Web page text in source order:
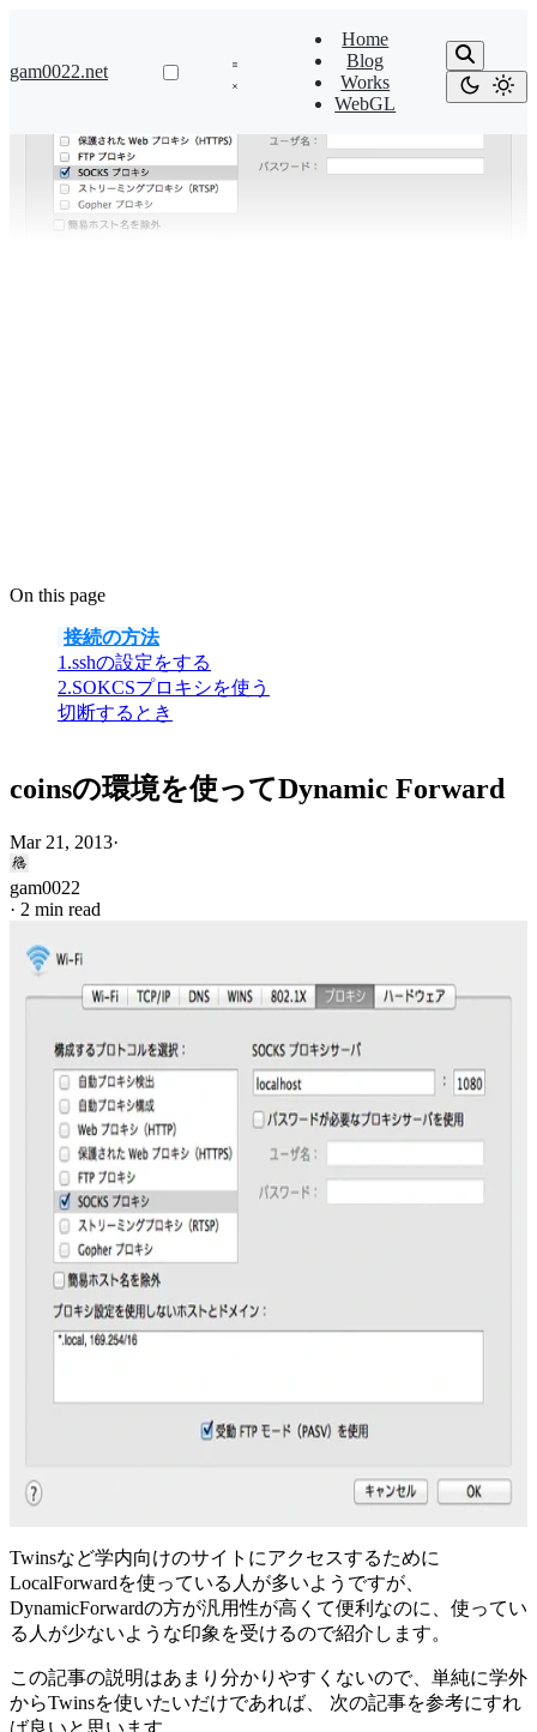
gam0022.net
Home
Blog
Works
WebGL
On this page
接続の方法
1.sshの設定をする
2.SOKCSプロキシを使う
切断するとき
coinsの環境を使ってDynamic Forward
Mar 21, 2013·
gam0022
· 2 min read
Twinsなど学内向けのサイトにアクセスするために
LocalForwardを使っている人が多いようですが、
DynamicForwardの方が汎用性が高くて便利なのに、使ってい
る人が少ないような印象を受けるので紹介します。
この記事の説明はあまり分かりやすくないので、単純に学外
からTwinsを使いたいだけであれば、 次の記事を参考にすれ
ば良いと思います。